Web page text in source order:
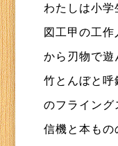
わたしは小学
図工甲の工
から刃物で遊
竹とんぼと呼
のフライング
信機と本もの